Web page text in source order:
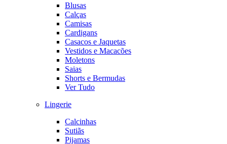
Blusas
Calças
Camisas
Cardigans
Casacos e Jaquetas
Vestidos e Macacões
Moletons
Saias
Shorts e Bermudas
Ver Tudo
Lingerie
Calcinhas
Sutiãs
Pijamas